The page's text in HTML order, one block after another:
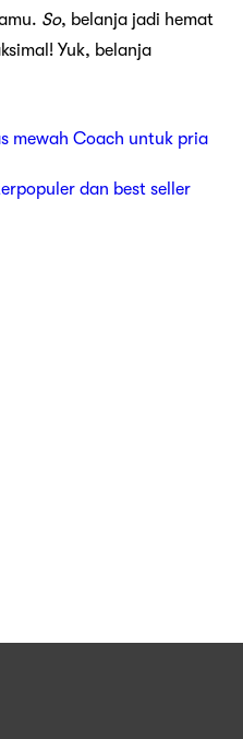
So, belanja jadi hemat
Yuk, belanja
mewah Coach untuk pria
dan best seller